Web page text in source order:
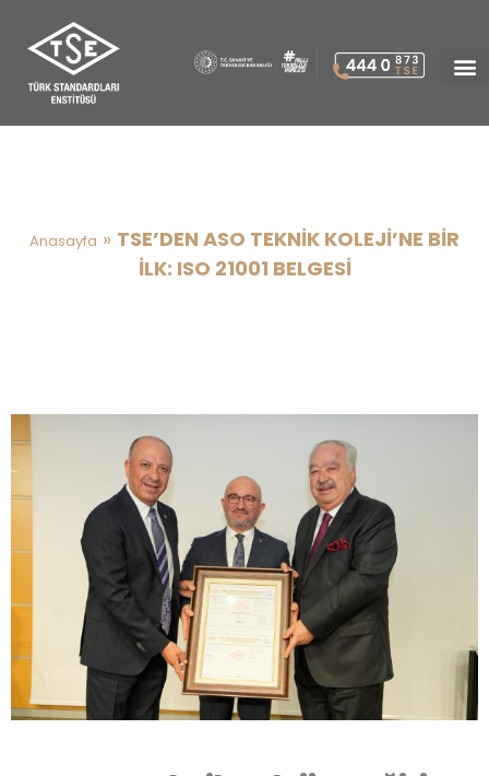
Anasayfa » TSE’DEN ASO TEKNİK KOLEJİ’NE BİR
İLK: ISO 21001 BELGESİ